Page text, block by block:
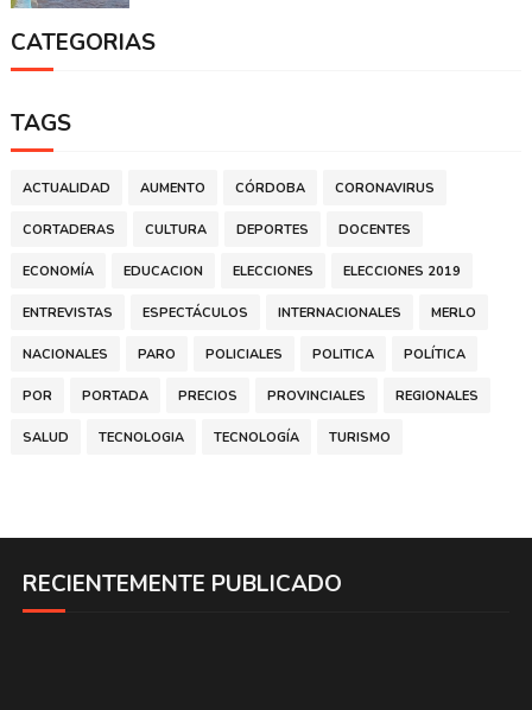
CATEGORIAS
TAGS
ACTUALIDAD AUMENTO CÓRDOBA CORONAVIRUS
CORTADERAS CULTURA DEPORTES DOCENTES
ECONOMÍA EDUCACION ELECCIONES ELECCIONES 2019
ENTREVISTAS ESPECTÁCULOS INTERNACIONALES MERLO
NACIONALES PARO POLICIALES POLITICA POLÍTICA
POR PORTADA PRECIOS PROVINCIALES REGIONALES
SALUD TECNOLOGIA TECNOLOGÍA TURISMO
RECIENTEMENTE PUBLICADO